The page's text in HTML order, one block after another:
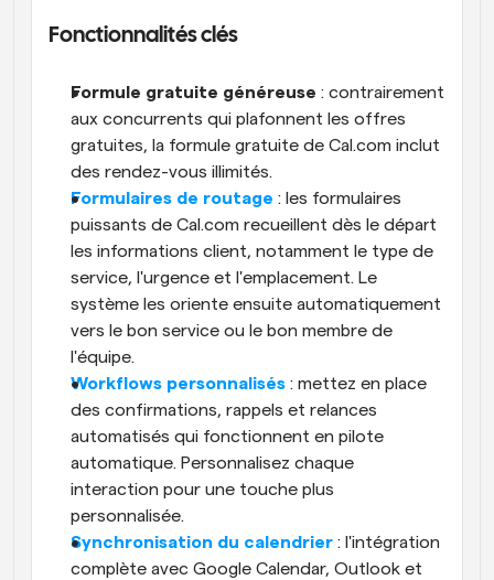
Fonctionnalités clés
Formule gratuite généreuse : contrairement
aux concurrents qui plafonnent les offres
gratuites, la formule gratuite de Cal.com inclut
des rendez-vous illimités.
Formulaires de routage : les formulaires
puissants de Cal.com recueillent dès le départ
les informations client, notamment le type de
service, l'urgence et l'emplacement. Le
système les oriente ensuite automatiquement
vers le bon service ou le bon membre de
l'équipe.
Workflows personnalisés : mettez en place
des confirmations, rappels et relances
automatisés qui fonctionnent en pilote
automatique. Personnalisez chaque
interaction pour une touche plus
personnalisée.
Synchronisation du calendrier : l'intégration
complète avec Google Calendar, Outlook et